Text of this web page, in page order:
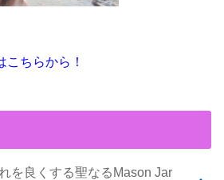
ちらから！
を良くする聖なるMason Jar